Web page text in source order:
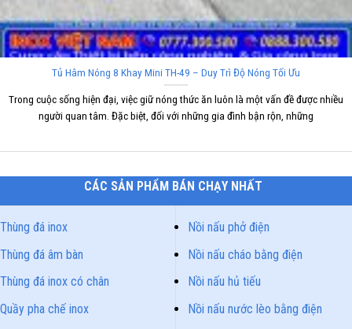
Tủ Hâm Nóng 8 Khay Mini TH-49 – Duy Trì Độ Nóng Tối Ưu
Trong cuộc sống hiện đại, việc giữ nóng thức ăn luôn là một vấn đề được nhiều
người quan tâm. Đặc biệt, đối với những gia đình bận rộn, những
CÁC SẢN PHẨM BÁN CHẠY NHẤT
Thùng đá inox
Thùng đá âm bàn
Thùng đá inox có chân
Quầy pha chế inox
Nồi nấu phở điện
Nồi nấu cháo bằng điện
Nồi nấu hủ tiếu
Nồi nấu nước lèo bằng điện